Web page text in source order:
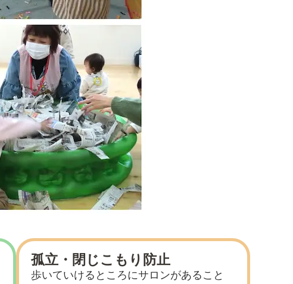
孤立・閉じこもり防止
歩いていけるところにサロンがあること